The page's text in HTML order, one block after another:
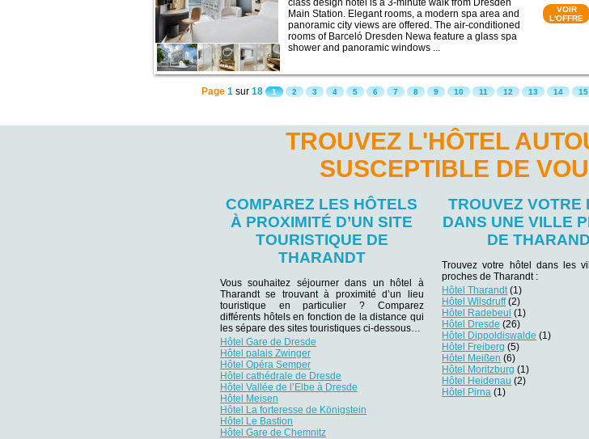
class design hotel is a 3-minute walk from Dresden
Main Station. Elegant rooms, a modern spa area and
panoramic city views are offered. The air-conditioned
rooms of Barceló Dresden Newa feature a glass spa
shower and panoramic windows ...
VOIR
L'OFFRE
Page 1 sur18 1 2 3 4 5 6 7 8 9 10 11 12 13 14 15
TROUVEZ L'HÔTEL
SUSCEPTIBLE DE
COMPAREZ LES HÔTELS
À PROXIMITÉ D’UN SITE
TOURISTIQUE DE
THARANDT
Vous souhaitez séjourner dans un hôtel à
Tharandt se trouvant à proximité d’un lieu
touristique en particulier ? Comparez
différents hôtels en fonction de la distance qui
les sépare des sites touristiques ci-dessous…
Hôtel Gare de Dresde
Hôtel palais Zwinger
Hôtel Opéra Semper
Hôtel cathédrale de Dresde
Hôtel Vallée de l’Elbe à Dresde
Hôtel Meisen
Hôtel La forteresse de Königstein
Hôtel Le Bastion
Hôtel Gare de Chemnitz
TROUVEZ VOTRE
DANS UNE VILLE
DE
Trouvez votre hôtel dans les
proches de Tharandt :
Hôtel Tharandt (1)
Hôtel Wilsdruff(2)
Hôtel Radebeul (1)
Hôtel Dresde (26)
Hôtel Dippoldiswalde (1)
Hôtel Freiberg (5)
Hôtel Meißen (6)
Hôtel Moritzburg (1)
Hôtel Heidenau (2)
Hôtel Pirna (1)